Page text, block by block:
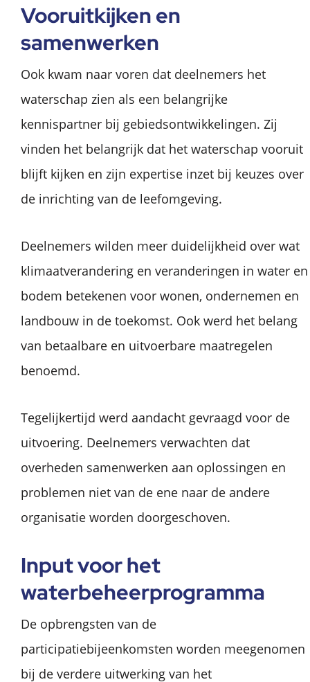
Vooruitkijken en
samenwerken
Ook kwam naar voren dat deelnemers het
waterschap zien als een belangrijke
kennispartner bij gebiedsontwikkelingen. Zij
vinden het belangrijk dat het waterschap vooruit
blijft kijken en zijn expertise inzet bij keuzes over
de inrichting van de leefomgeving.
Deelnemers wilden meer duidelijkheid over wat
klimaatverandering en veranderingen in water en
bodem betekenen voor wonen, ondernemen en
landbouw in de toekomst. Ook werd het belang
van betaalbare en uitvoerbare maatregelen
benoemd.
Tegelijkertijd werd aandacht gevraagd voor de
uitvoering. Deelnemers verwachten dat
overheden samenwerken aan oplossingen en
problemen niet van de ene naar de andere
organisatie worden doorgeschoven.
Input voor het
waterbeheerprogramma
De opbrengsten van de
participatiebijeenkomsten worden meegenomen
bij de verdere uitwerking van het